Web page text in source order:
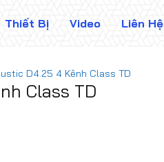
Thiết Bị Video Liên Hệ
D4.25 4 Kênh Class TD
Class TD